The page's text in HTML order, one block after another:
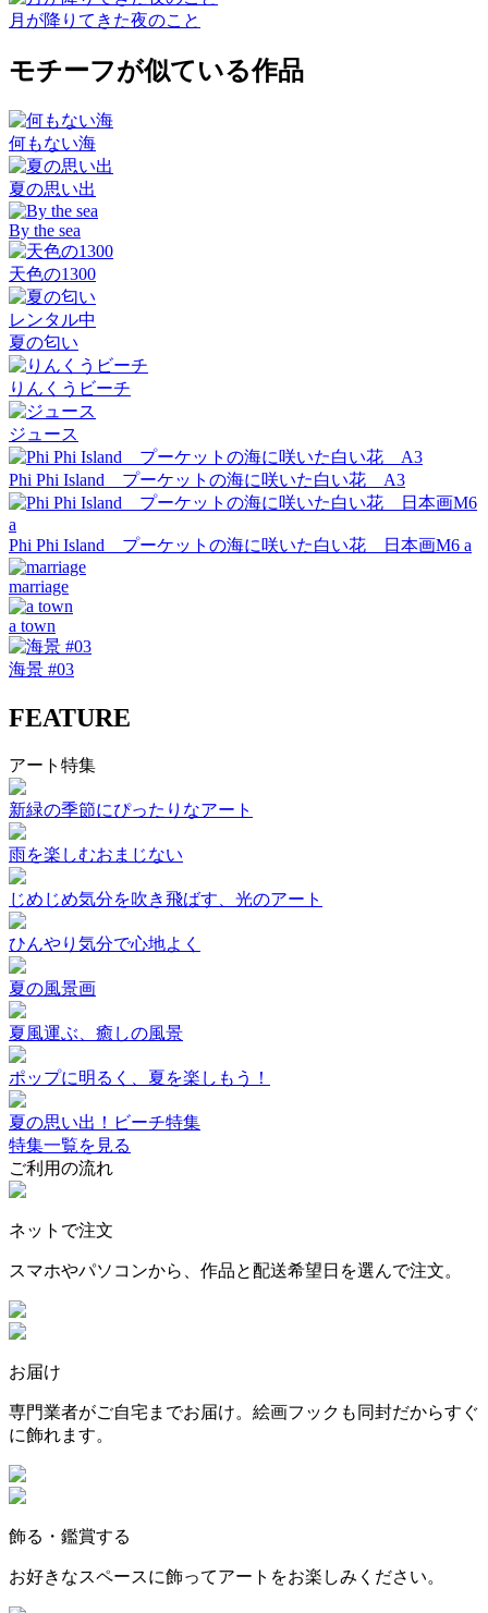
月が降りてきた夜のこと
モチーフが似ている作品
何もない海
夏の思い出
By the sea
天色の1300
レンタル中
夏の匂い
りんくうビーチ
ジュース
Phi Phi Island プーケットの海に咲いた白い花 A3
Phi Phi Island プーケットの海に咲いた白い花 日本画M6 a
marriage
a town
海景 #03
FEATURE
アート特集
新緑の季節にぴったりなアート
雨を楽しむおまじない
じめじめ気分を吹き飛ばす、光のアート
ひんやり気分で心地よく
夏の風景画
夏風運ぶ、癒しの風景
ポップに明るく、夏を楽しもう！
夏の思い出！ビーチ特集
特集一覧を見る
ご利用の流れ
ネットで注文
スマホやパソコンから、作品と配送希望日を選んで注文。
お届け
専門業者がご自宅までお届け。絵画フックも同封だからすぐ
に飾れます。
飾る・鑑賞する
お好きなスペースに飾ってアートをお楽しみください。